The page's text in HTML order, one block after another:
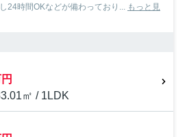
24時間OKなどが備わっており... もっと見
㎡ / 1LDK